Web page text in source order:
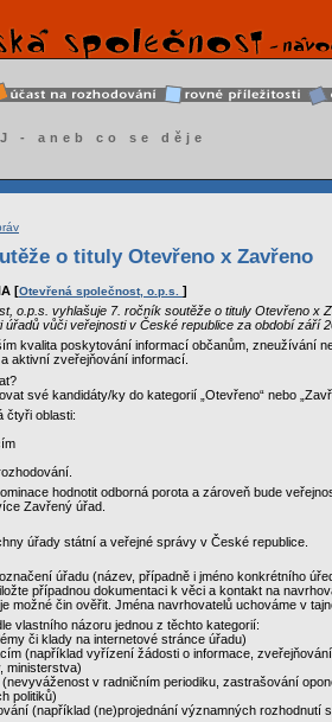
- aneb co se děje
o tituly Otevřeno x Zavřeno
[Otevřená společnost, o.p.s. ]
o.p.s. vyhlašuje 7. ročník soutěže o tituly Otevřeno x
úřadů vůči veřejnosti v České republice za období září
kvalita poskytování informací občanům, zneužívání
aktivní zveřejňování informací.
své kandidáty/ky do kategorií „Otevřeno“ nebo
čtyři oblasti:
hodnotit odborná porota a zároveň bude
Zavřený úřad.
úřady státní a veřejné správy v České republice.
úřadu (název, případně i jméno konkrétního
případnou dokumentaci k věci a kontakt na
možné čin ověřit. Jména navrhovatelů uchováme v
vlastního názoru jednou z těchto kategorií:
či klady na internetové stránce úřadu)
(například vyřízení žádosti o informace,
ministerstva)
v radničním periodiku, zastrašování
politiků)
(například (ne)projednání významných rozhodnutí